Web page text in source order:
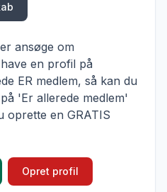
ansøge om
en profil på
ER medlem, så kan du
'Er allerede medlem'
oprette en GRATIS
Opret profil